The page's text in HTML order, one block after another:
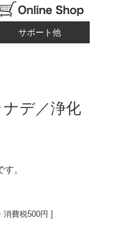
サポート他
デ／浄化
。
消費税500円 ]